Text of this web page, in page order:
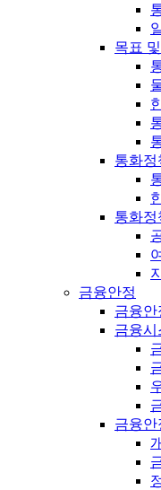
목표
통화정
통화
금융안정
금융안
금융시
금융안